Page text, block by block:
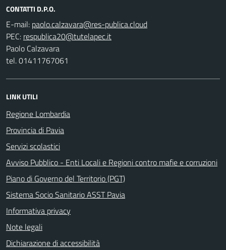
CONTATTI D.P.O.
E-mail:
PEC:
Paolo Calzavara
tel. 01411767061
LINK UTILI
Regione Lombardia
Provincia di Pavia
Servizi scolastici
Avviso Pubblico - Enti Locali e Regioni contro mafie e corruzioni
Piano di Governo del Territorio (PGT)
Sistema Socio Sanitario ASST Pavia
Informativa privacy
Note legali
Dichiarazione di accessibilità